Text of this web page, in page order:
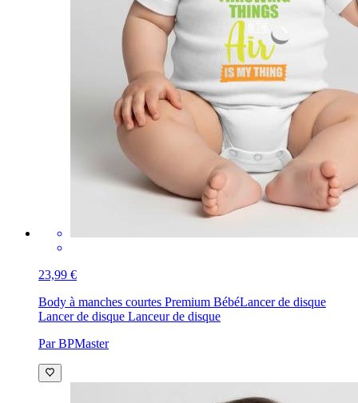
23,99 €
Body à manches courtes Premium BébéLancer de disque
Lancer de disque Lanceur de disque
Par BPMaster